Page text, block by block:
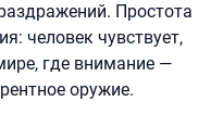
Простота
человек чувствует,
где внимание —
оружие.